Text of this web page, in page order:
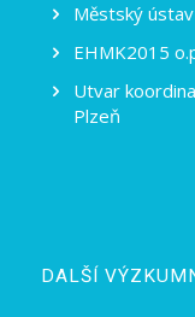
Městský
EHMK2015
Utvar
Plzeň
DALŠÍ